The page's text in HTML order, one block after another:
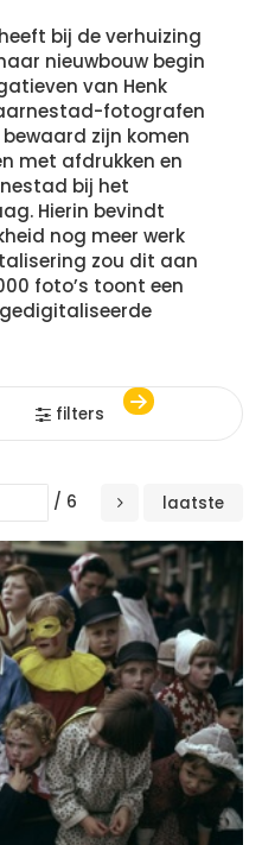
bij de verhuizing
nieuwbouw begin
van Henk
fotografen
zijn komen
met afdrukken en
bij het
Hierin bevindt
nog meer werk
zou dit aan
foto’s toont een
filters
/ 6 laatste